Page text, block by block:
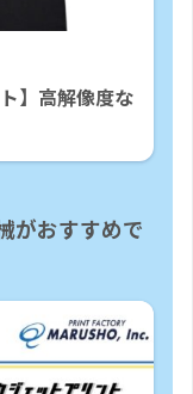
】高解像度な
がおすすめで